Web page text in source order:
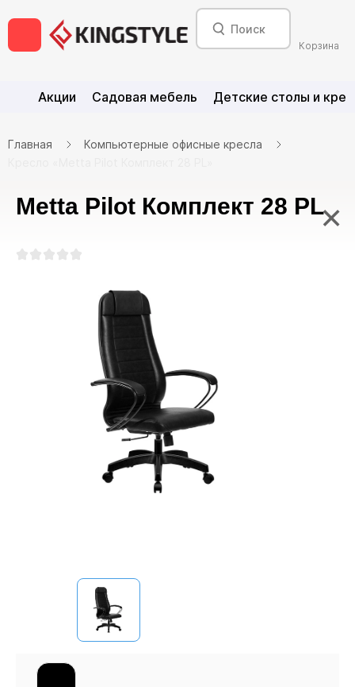
Корзина
Акции Садовая мебель Детские столы и
Главная
Компьютерные офисные кресла
Metta Pilot Комплект 28 PL×